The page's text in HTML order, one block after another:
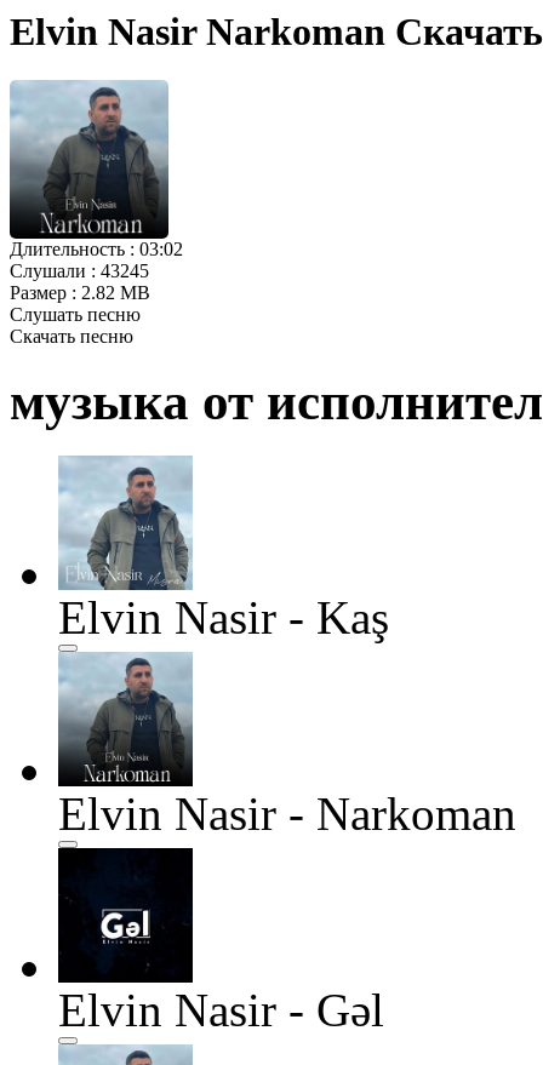
Elvin Nasir Narkoman Скачать
Длительность : 03:02
Слушали : 43245
Размер : 2.82 MB
Слушать песню
Скачать песню
музыка от
Elvin Nasir - Kaş
Elvin Nasir - Narkoman
Elvin Nasir - Gəl